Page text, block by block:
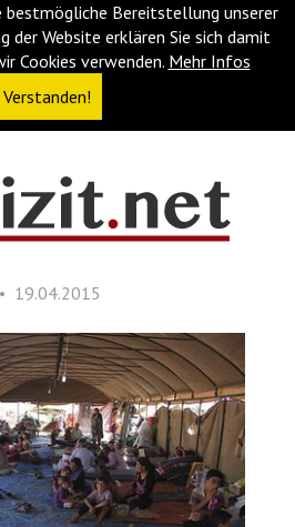
bestmögliche Bereitstellung unserer
der Website erklären Sie sich damit
Cookies verwenden. Mehr Infos
Verstanden!
19.04.2015